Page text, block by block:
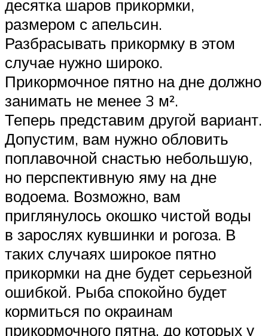
десятка шаров прикормки,
размером с апельсин.
Разбрасывать прикормку в этом
случае нужно широко.
Прикормочное пятно на дне должно
занимать не менее 3 м².
Теперь представим другой вариант.
Допустим, вам нужно обловить
поплавочной снастью небольшую,
но перспективную яму на дне
водоема. Возможно, вам
приглянулось окошко чистой воды
в зарослях кувшинки и рогоза. В
таких случаях широкое пятно
прикормки на дне будет серьезной
ошибкой. Рыба спокойно будет
кормиться по окраинам
прикормочного пятна, до которых у